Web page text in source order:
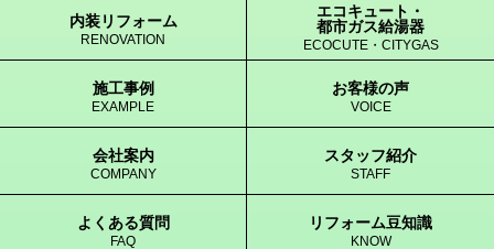
内装リフォーム
RENOVATION
エコキュート・
都市ガス給湯器
ECOCUTE・CITYGAS
施工事例
EXAMPLE
お客様の声
VOICE
会社案内
COMPANY
スタッフ紹介
STAFF
よくある質問
FAQ
リフォーム豆知識
KNOW